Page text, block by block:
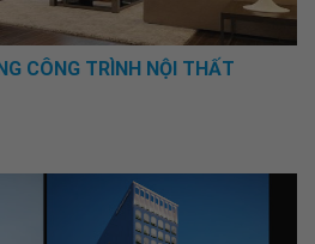
CÔNG TRÌNH NỘI THẤT